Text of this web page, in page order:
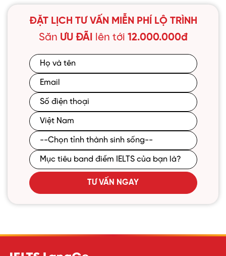
ĐẶT LỊCH TƯ VẤN MIỄN PHÍ LỘ TRÌNH
Săn ƯU ĐÃI lên tới 12.000.000đ
TƯ VẤN NGAY